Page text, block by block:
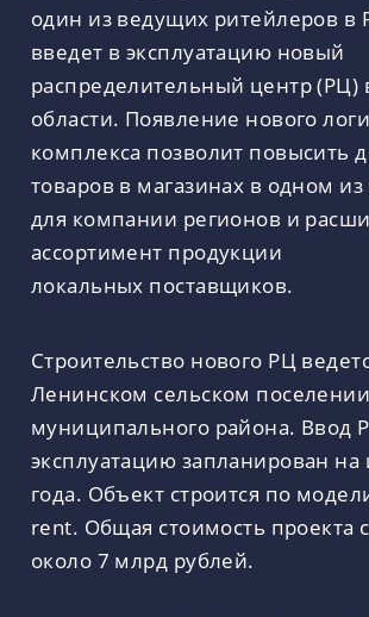
один из ведущих ритейлеров в
введет в эксплуатацию новый
распределительный центр (РЦ)
области. Появление нового
комплекса позволит повысить
товаров в магазинах в одном
для компании регионов и
ассортимент продукции
локальных поставщиков.
Строительство нового РЦ
Ленинском сельском поселении
муниципального района. Ввод
эксплуатацию запланирован
года. Объект строится по
rent. Общая стоимость проекта
около 7 млрд рублей.